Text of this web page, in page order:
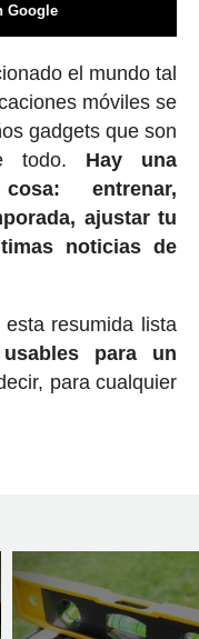
Google
el mundo tal
móviles se
gadgets que son
todo. Hay una
entrenar,
ajustar tu
noticias de
resumida lista
para un
para cualquier